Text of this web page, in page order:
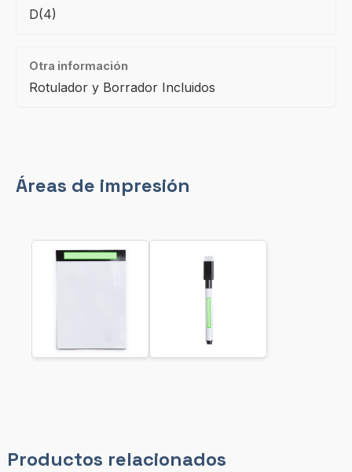
D(4)
Otra información
Rotulador y Borrador Incluidos
Áreas de impresión
Productos relacionados